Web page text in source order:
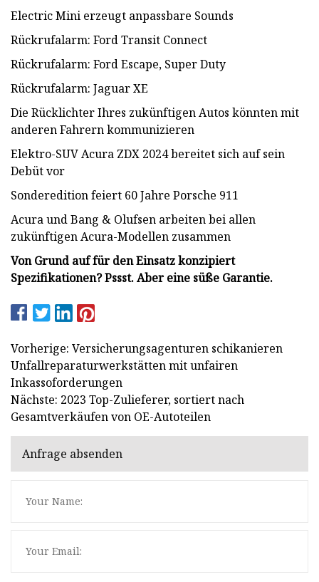
Electric Mini erzeugt anpassbare Sounds
Rückrufalarm: Ford Transit Connect
Rückrufalarm: Ford Escape, Super Duty
Rückrufalarm: Jaguar XE
Die Rücklichter Ihres zukünftigen Autos könnten mit
anderen Fahrern kommunizieren
Elektro-SUV Acura ZDX 2024 bereitet sich auf sein
Debüt vor
Sonderedition feiert 60 Jahre Porsche 911
Acura und Bang & Olufsen arbeiten bei allen
zukünftigen Acura-Modellen zusammen
Von Grund auf für den Einsatz konzipiert
Spezifikationen? Pssst. Aber eine süße Garantie.
Vorherige: Versicherungsagenturen schikanieren
Unfallreparaturwerkstätten mit unfairen
Inkassoforderungen
Nächste: 2023 Top-Zulieferer, sortiert nach
Gesamtverkäufen von OE-Autoteilen
Anfrage absenden